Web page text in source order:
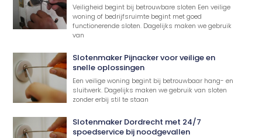
Veiligheid begint bij betrouwbare sloten Een veilige
woning of bedrijfsruimte begint met goed
functionerende sloten. Dagelijks maken we gebruik
van
Slotenmaker Pijnacker voor veilige en
snelle oplossingen
Een veilige woning begint bij betrouwbaar hang- en
sluitwerk. Dagelijks maken we gebruik van sloten
zonder erbij stil te staan
Slotenmaker Dordrecht met 24/7
spoedservice bij noodgevallen